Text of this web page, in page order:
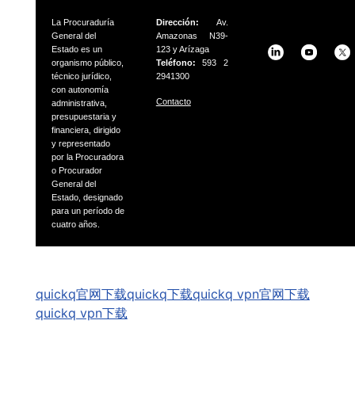
La Procuraduría
General del
Estado es un
organismo público,
técnico jurídico,
con autonomía
administrativa,
presupuestaria y
financiera, dirigido
y representado
por la Procuradora
o Procurador
General del
Estado, designado
para un período de
cuatro años.
Dirección: Av.
Amazonas N39-
123 y Arízaga
Teléfono:593 2
2941300
Contacto
quickq官网下载quickq下载quickq vpn官网下载
quickq vpn下载